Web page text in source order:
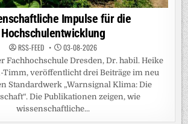
Impulse für die
Hochschulentwicklung
RSS-FEED 03-08-2026
Fachhochschule Dresden, Dr. habil. Heike
veröffentlicht drei Beiträge im neu
Standardwerk „Warnsignal Klima: Die
Die Publikationen zeigen, wie
wissenschaftliche...